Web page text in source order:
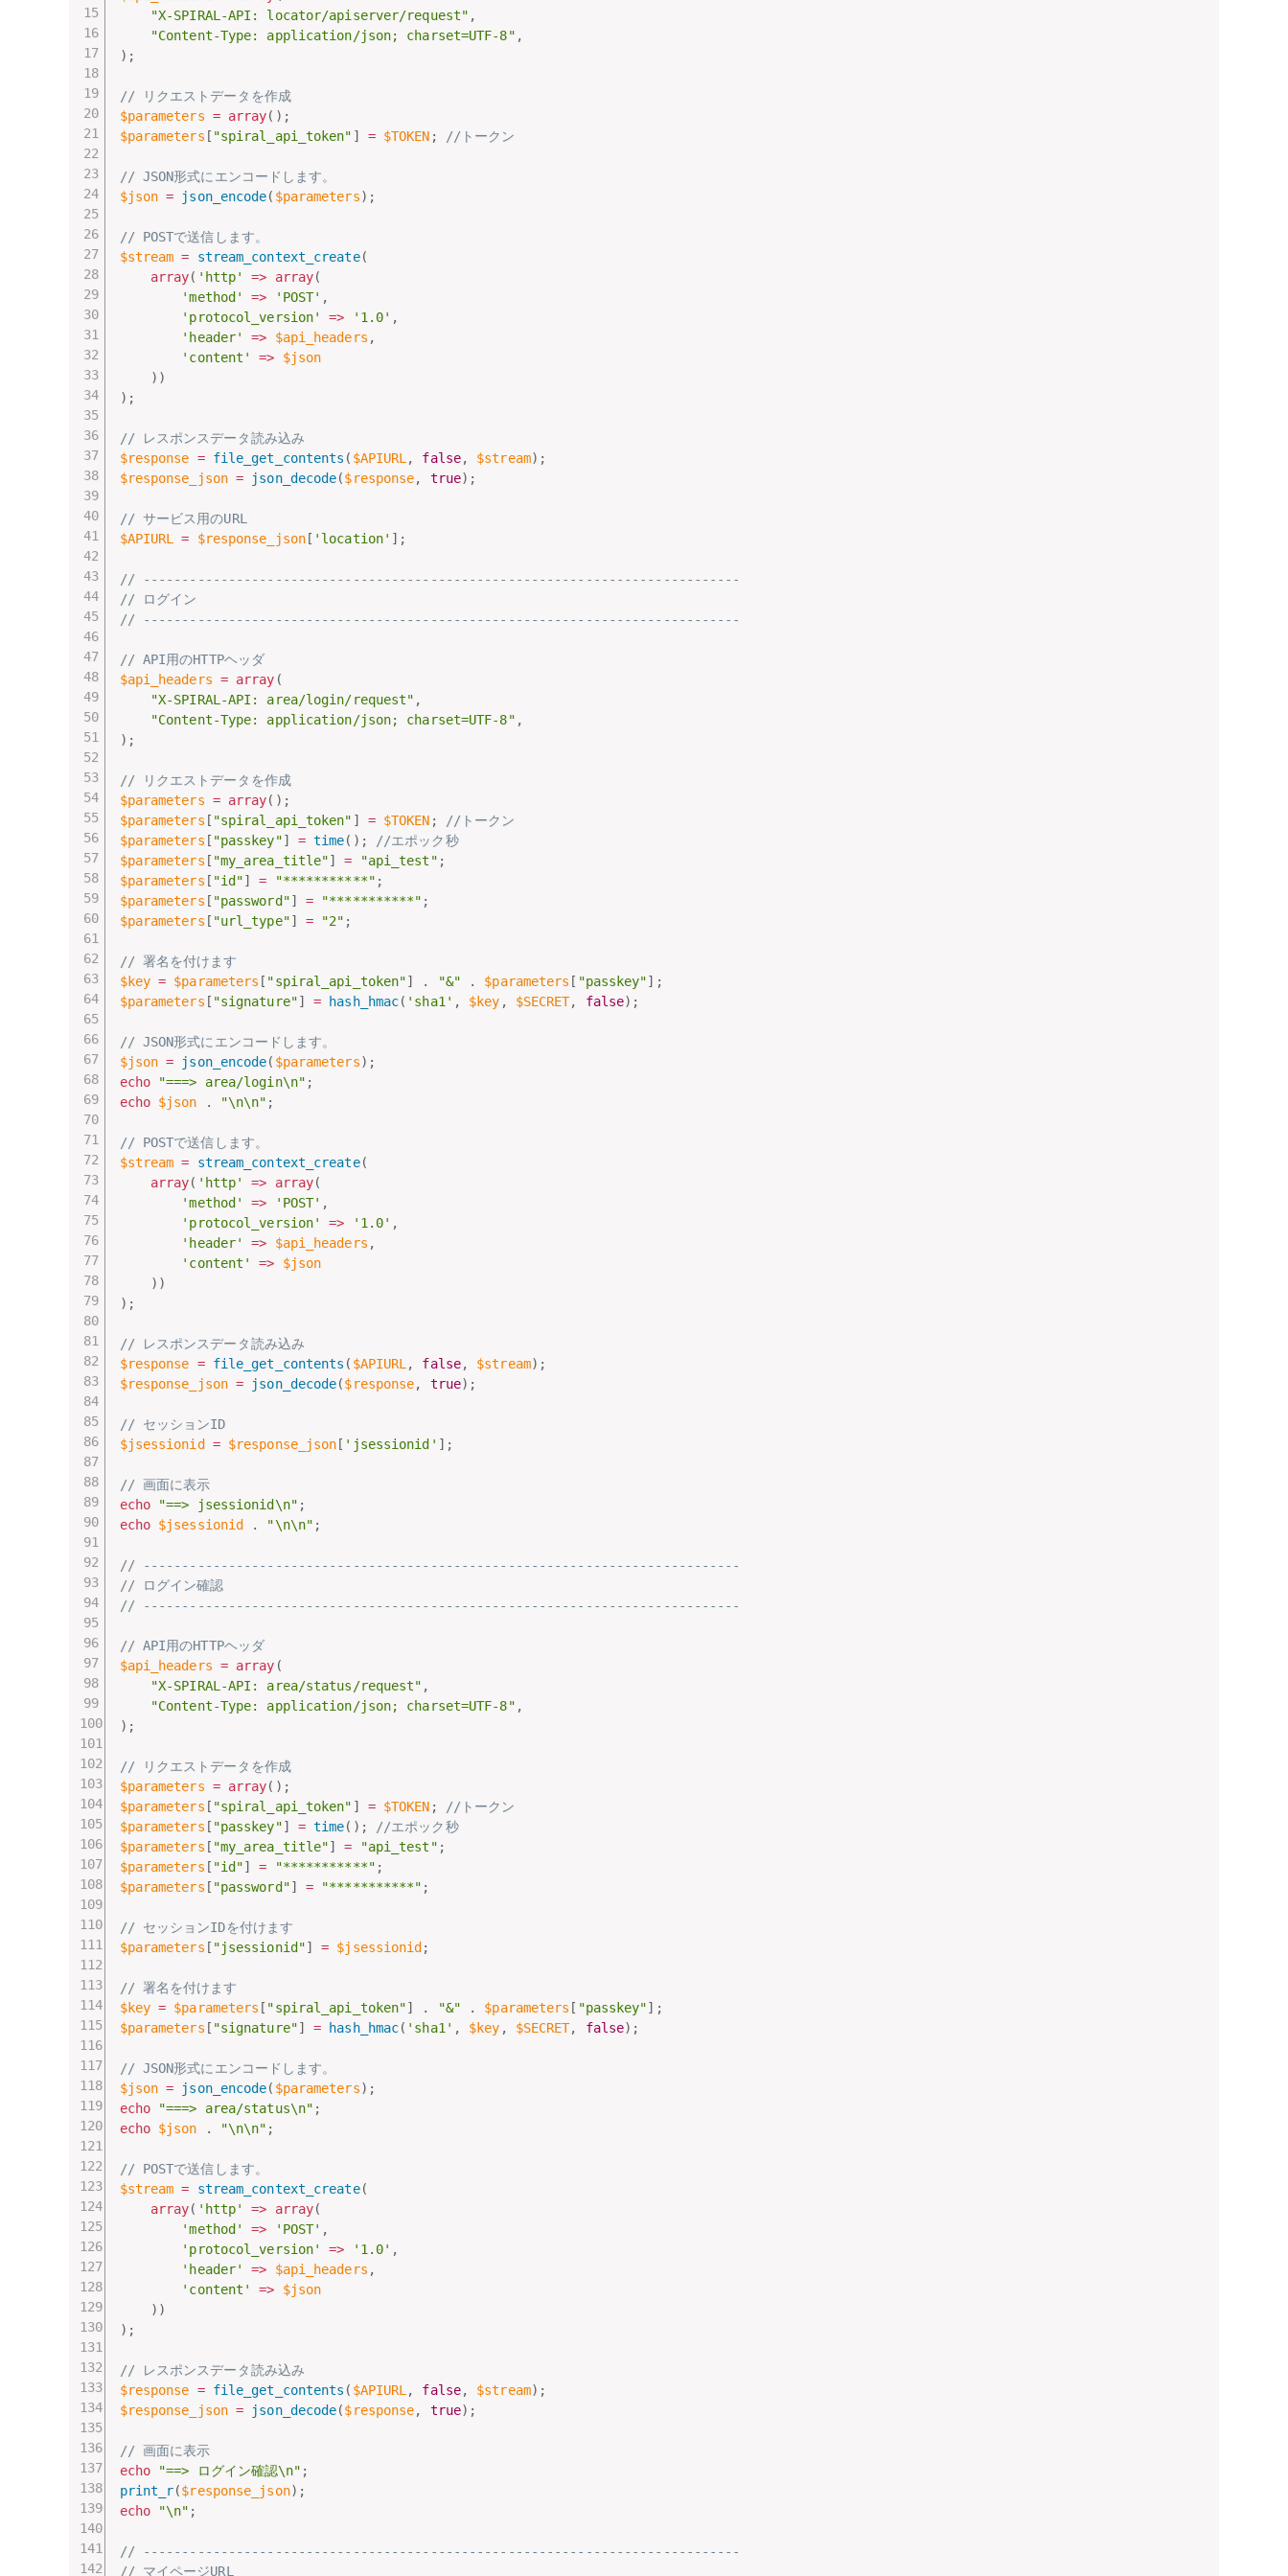
"X-SPIRAL-API: locator/apiserver/request" ,
"Content-Type: application/json; charset=UTF-8" ,
) ;
// リクエストデータを作成
$parameters = array( ) ;
$parameters [ "spiral_api_token" ] = $TOKEN ; //トークン
// JSON形式にエンコードします。
$json = json_encode( $parameters) ;
// POSTで送信します。
$stream = stream_context_create(
array( 'http' => array(
'method'
=> 'POST' ,
'protocol_version'
=> '1.0' ,
'header'
=> $api_headers ,
'content'
=>
$json
) )
) ;
// レスポンスデータ読み込み
$response = file_get_contents ( $APIURL , false, $stream) ;
$response_json = json_decode($response, true) ;
// サービス用のURL
$APIURL
= $response_json[ 'location' ] ;
// -----------------------------------------------------------------------------
// ログイン
// -----------------------------------------------------------------------------
// API用のHTTPヘッダ
$api_headers = array (
"X-SPIRAL-API: area/login/request" ,
"Content-Type: application/json; charset=UTF-8" ,
) ;
// リクエストデータを作成
$parameters = array( ) ;
$parameters [ "spiral_api_token" ] = $TOKEN ;
//トークン
$parameters [ "passkey"] = time( ) ;
//エポック秒
$parameters [ "my_area_title"] = "api_test" ;
$parameters [ "id"] = "***********" ;
$parameters [ "password"] = "***********" ;
$parameters [ "url_type"] = "2" ;
// 署名を付けます
$key = $parameters [ "spiral_api_token"] . "&" . $parameters [ "passkey"] ;
$parameters [ "signature"] = hash_hmac( 'sha1' , $key , $SECRET, false) ;
// JSON形式にエンコードします。
$json = json_encode( $parameters) ;
echo
"===> area/login\n" ;
echo $json . "\n\n" ;
// POSTで送信します。
$stream = stream_context_create(
array( 'http' => array(
'method'
=> 'POST' ,
'protocol_version'
=> '1.0' ,
'header'
=> $api_headers ,
'content'
=>
$json
) )
) ;
// レスポンスデータ読み込み
$response = file_get_contents ( $APIURL , false, $stream) ;
$response_json = json_decode($response, true) ;
// セッションID
$jsessionid
= $response_json [ 'jsessionid' ] ;
// 画面に表示
echo
"==> jsessionid\n" ;
echo $jsessionid . "\n\n" ;
// -----------------------------------------------------------------------------
// ログイン確認
// -----------------------------------------------------------------------------
// API用のHTTPヘッダ
$api_headers = array (
"X-SPIRAL-API: area/status/request" ,
"Content-Type: application/json; charset=UTF-8" ,
) ;
// リクエストデータを作成
$parameters = array( ) ;
$parameters [ "spiral_api_token" ] = $TOKEN ;
//トークン
$parameters [ "passkey"] = time( ) ;
//エポック秒
$parameters [ "my_area_title"] = "api_test" ;
$parameters [ "id"] = "***********" ;
$parameters [ "password"] = "***********" ;
// セッションIDを付けます
$parameters [ "jsessionid"] = $jsessionid ;
// 署名を付けます
$key = $parameters [ "spiral_api_token"] . "&" . $parameters [ "passkey"] ;
$parameters [ "signature"] = hash_hmac( 'sha1' , $key , $SECRET, false) ;
// JSON形式にエンコードします。
$json = json_encode( $parameters) ;
echo
"===> area/status\n" ;
echo $json . "\n\n" ;
// POSTで送信します。
$stream = stream_context_create(
array( 'http' => array(
'method'
=> 'POST' ,
'protocol_version'
=> '1.0' ,
'header'
=> $api_headers ,
'content'
=>
$json
) )
) ;
// レスポンスデータ読み込み
$response = file_get_contents ( $APIURL , false, $stream) ;
$response_json = json_decode($response, true) ;
// 画面に表示
echo
"==> ログイン確認\n" ;
print_r($response_json) ;
echo
"\n" ;
// -----------------------------------------------------------------------------
// マイページURL